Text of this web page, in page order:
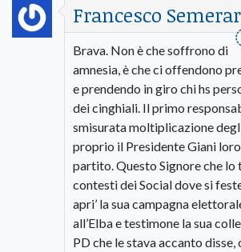
Francesco
Brava. Non è che soffrono di
amnesia, è che ci offendono
e prendendo in giro chi hs
dei cinghiali. Il primo
smisurata moltiplicazione
proprio il Presidente Giani
partito. Questo Signore che
contesti dei Social dove si
apri’ la sua campagna
all’Elba e testimone la sua
PD che le stava accanto disse,